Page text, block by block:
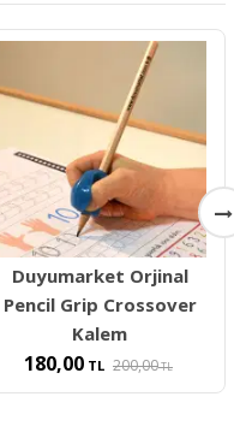
Duyumarket Orjinal
Pencil Grip Crossover
Kalem
180,00 TL 200,00TL